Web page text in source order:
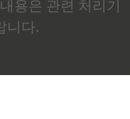
용은 관련 처리기
니다.